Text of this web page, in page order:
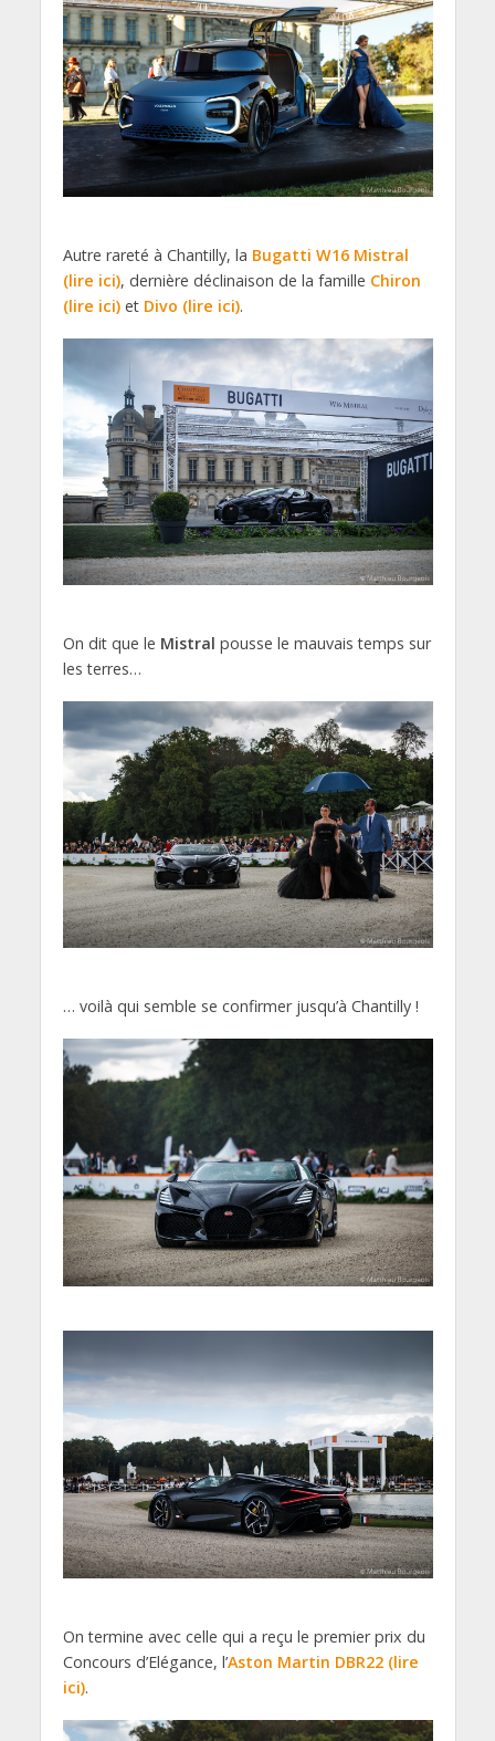
Autre rareté à Chantilly, la Bugatti W16 Mistral
(lire ici), dernière déclinaison de la famille Chiron
(lire ici)et Divo (lire ici).
On dit que le Mistral pousse le mauvais temps sur
les terres…
… voilà qui semble se confirmer jusqu’à Chantilly !
On termine avec celle qui a reçu le premier prix du
Concours d’Elégance, l’Aston Martin DBR22 (lire
ici).